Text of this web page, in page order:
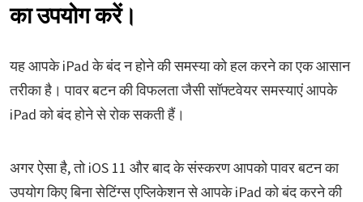
का उपयोग करें।
यह आपके iPad के बंद न होने की समस्या को हल करने का एक आसान
तरीका है। पावर बटन की विफलता जैसी सॉफ्टवेयर समस्याएं आपके
iPad को बंद होने से रोक सकती हैं।
अगर ऐसा है, तो iOS 11 और बाद के संस्करण आपको पावर बटन का
उपयोग किए बिना सेटिंग्स एप्लिकेशन से आपके iPad को बंद करने की